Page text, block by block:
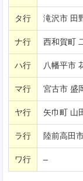
タ行 滝沢市 田
ナ行 西和賀町
ハ行 八幡平市
マ行 宮古市 盛
ヤ行 矢巾町 山
ラ行 陸前高田
ワ行 –